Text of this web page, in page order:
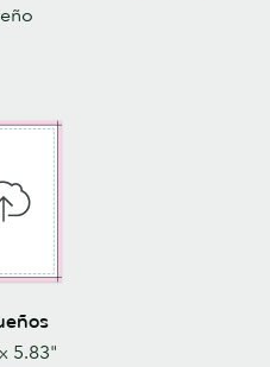
5.83"